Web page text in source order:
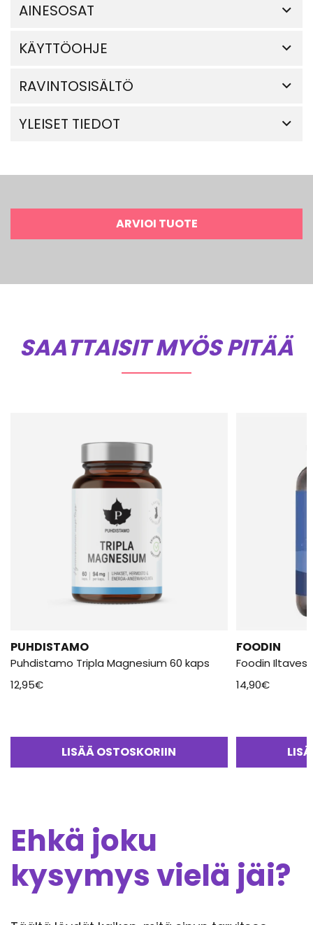
AINESOSAT
KÄYTTÖOHJE
RAVINTOSISÄLTÖ
YLEISET TIEDOT
ARVIOI TUOTE
SAATTAISIT MYÖS PITÄÄ
PUHDISTAMO
Puhdistamo Tripla Magnesium 60 kaps
12,95€
LISÄÄ OSTOSKORIIN
FOODIN
Foodin Iltavesi
14,90€
Ehkä joku
kysymys vielä jäi?